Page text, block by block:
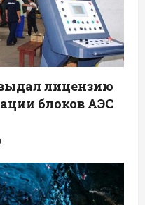
лицензию
блоков АЭС